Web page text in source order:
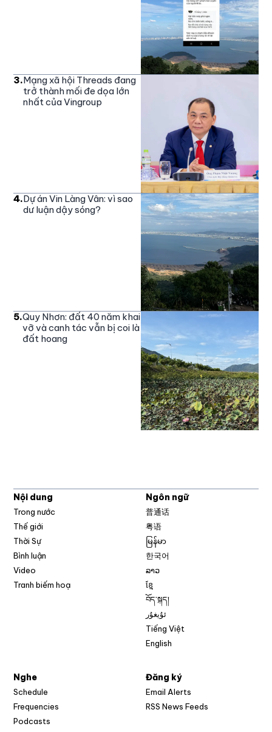
3.Mạng xã hội Threads đang
trở thành mối đe dọa lớn
nhất của Vingroup
4.Dự án Vin Làng Vân: vì sao
dư luận dậy sóng?
5.Quy Nhơn: đất 40 năm khai
vỡ và canh tác vẫn bị coi là
đất hoang
Nội dung
Trong nước
Thế giới
Thời Sự
Bình luận
Video
Tranh biếm hoạ
Ngôn ngữ
普通话
粤语
မြန်မာ
한국어
ລາວ
ខ្មែ
བོད་སྐད།
ئۇيغۇر
Tiếng Việt
English
Nghe
Schedule
Frequencies
Podcasts
Đăng ký
Email Alerts
RSS News Feeds